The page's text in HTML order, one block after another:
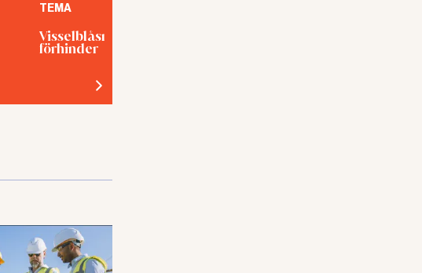
TEMA
Visselblåsning med
förhinder